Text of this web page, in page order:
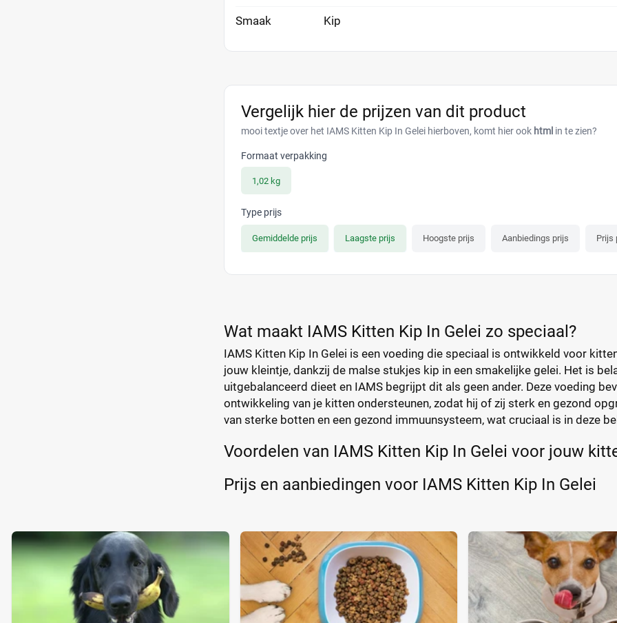
Smaak Kip
Vergelijk hier de prijzen van dit product
mooi textje over het IAMS Kitten Kip In Gelei hierboven, komt hier ook html in te zien?
Formaat verpakking
1,02 kg
Type prijs
Gemiddelde prijs Laagste prijs Hoogste prijs Aanbiedings prijs Prijs
Wat maakt IAMS Kitten Kip In Gelei zo speciaal?
IAMS Kitten Kip In Gelei is een voeding die speciaal is ontwikkeld voor
jouw kleintje, dankzij de malse stukjes kip in een smakelijke gelei. Het is
uitgebalanceerd dieet en IAMS begrijpt dit als geen ander. Deze voeding
ontwikkeling van je kitten ondersteunen, zodat hij of zij sterk en gezond
van sterke botten en een gezond immuunsysteem, wat cruciaal is in deze
Voordelen van IAMS Kitten Kip In Gelei voor jouw
Prijs en aanbiedingen voor IAMS Kitten Kip In Gelei